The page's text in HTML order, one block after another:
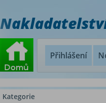
Přihlášení
Kategorie